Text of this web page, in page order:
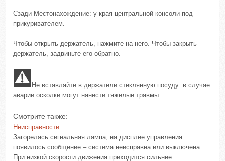
Сзади Местонахождение: у края центральной консоли под
прикуривателем.
Чтобы открыть держатель, нажмите на него. Чтобы закрыть
держатель, задвиньте его обратно.
Не вставляйте в держатели стеклянную посуду: в случае
аварии осколки могут нанести тяжелые травмы.
Смотрите также:
Неисправности
Загорелась сигнальная лампа, на дисплее управления
появилось сообщение – система неисправна или выключена.
При низкой скорости движения приходится сильнее